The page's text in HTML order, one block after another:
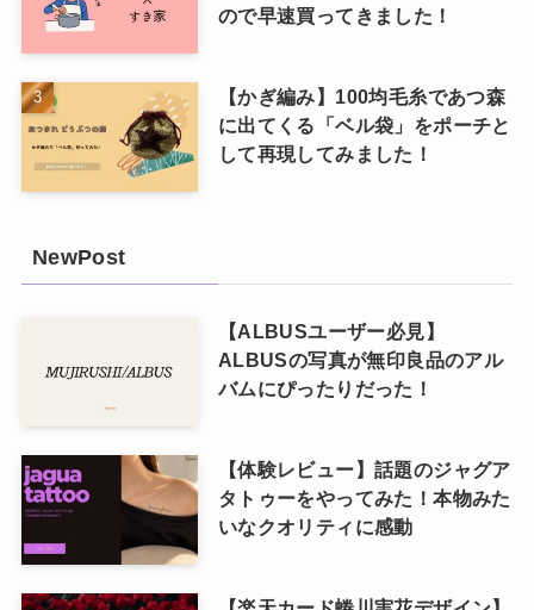
ので早速買ってきました！
【かぎ編み】100均毛糸であつ森
に出てくる「ベル袋」をポーチと
して再現してみました！
NewPost
【ALBUSユーザー必見】
ALBUSの写真が無印良品のアル
バムにぴったりだった！
【体験レビュー】話題のジャグア
タトゥーをやってみた！本物みた
いなクオリティに感動